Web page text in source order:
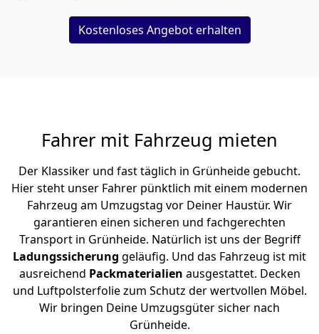
Kostenloses Angebot erhalten
Fahrer mit Fahrzeug mieten
Der Klassiker und fast täglich in Grünheide gebucht.
Hier steht unser Fahrer pünktlich mit einem modernen
Fahrzeug am Umzugstag vor Deiner Haustür. Wir
garantieren einen sicheren und fachgerechten
Transport in Grünheide. Natürlich ist uns der Begriff
Ladungssicherung geläufig. Und das Fahrzeug ist mit
ausreichend Packmaterialien ausgestattet. Decken
und Luftpolsterfolie zum Schutz der wertvollen Möbel.
Wir bringen Deine Umzugsgüter sicher nach
Grünheide.